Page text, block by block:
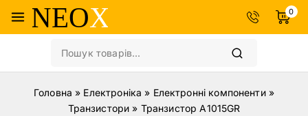
0
Головна » Електроніка » Електронні компоненти»
Транзистори » Транзистор A1015GR